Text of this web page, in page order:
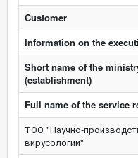
Customer
Information on the
Short name of the
(establishment)
Full name of the service
ТОО "Научно-
вирусологии"